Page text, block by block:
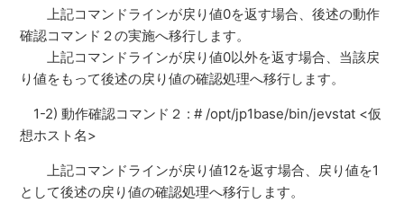
上記コマンドラインが戻り値0を返す場合、後述の動作
確認コマンド２の実施へ移行します。
上記コマンドラインが戻り値0以外を返す場合、当該戻
り値をもって後述の戻り値の確認処理へ移行します。
1-2) 動作確認コマンド２ : # /opt/jp1base/bin/jevstat <仮
想ホスト名>
上記コマンドラインが戻り値12を返す場合、戻り値を1
として後述の戻り値の確認処理へ移行します。